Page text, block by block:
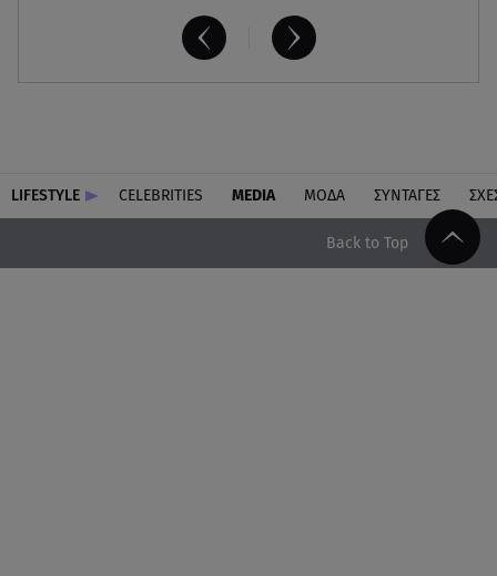
LIFESTYLE CELEBRITIES MEDIA ΜΟΔΑ ΣΥΝΤΑΓΕΣ
Back to Top